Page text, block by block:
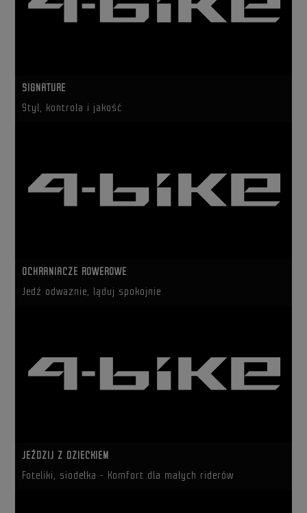
SIGNATURE
Styl, kontrola i jakość
OCHRANIACZE ROWEROWE
Jedź odważnie, ląduj spokojnie
JEŹDZIJ Z DZIECKIEM
Foteliki, siodełka - Komfort dla małych riderów